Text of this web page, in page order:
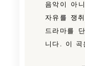
음악이 아
자유를 쟁
드라마를
니다. 이